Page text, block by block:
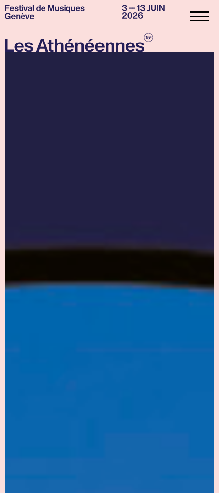
Panneau de gestion des cookies